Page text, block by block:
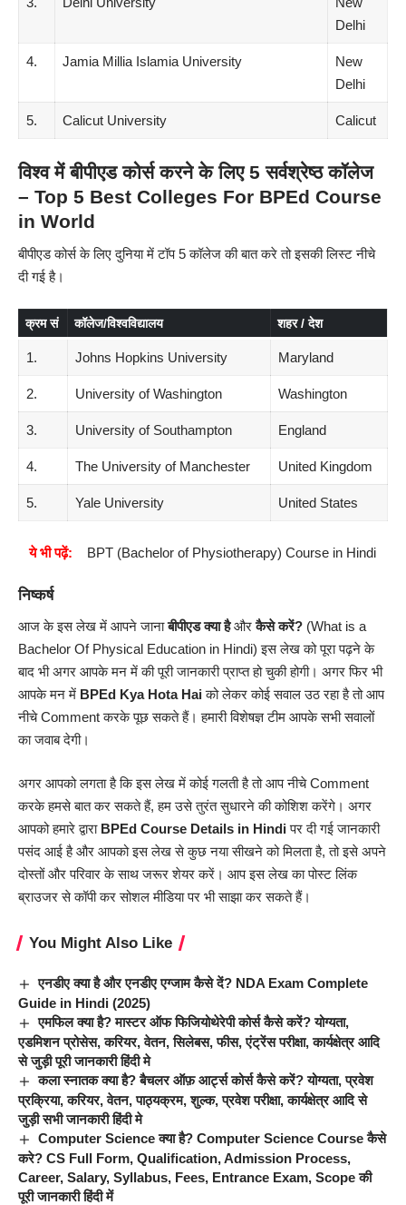
Delhi
4. Jamia Millia Islamia University
New
Delhi
5. Calicut University Calicut
विश्व में बीपीएड कोर्स करने के लिए 5 सर्वश्रेष्ठ कॉलेज
– Top 5 Best Colleges For BPEd Course
in World
बीपीएड कोर्स के लिए दुनिया में टॉप 5 कॉलेज की बात करे तो इसकी लिस्ट नीचे
दी गई है।
क्रम सं कॉलेज/विश्वविद्यालय शहर / देश
1. Johns Hopkins University Maryland
2. University of Washington Washington
3. University of Southampton England
4. The University of Manchester United Kingdom
5. Yale University United States
ये भी पढ़ें: BPT (Bachelor of Physiotherapy) Course in Hindi
निष्कर्ष
आज के इस लेख में आपने जाना बीपीएडक्या हैऔरकैसे करें? (What is a
Bachelor Of Physical Education in Hindi) इस लेख को पूरा पढ़ने के
बाद भी अगर आपके मन में की पूरी जानकारी प्राप्त हो चुकी होगी। अगर फिर भी
आपके मन में BPEd Kya Hota Haiको लेकर कोई सवाल उठ रहा है तो आप
नीचे Comment करके पूछ सकते हैं। हमारी विशेषज्ञ टीम आपके सभी सवालों
का जवाब देगी।
अगर आपको लगता है कि इस लेख में कोई गलती है तो आप नीचे Comment
करके हमसे बात कर सकते हैं, हम उसे तुरंत सुधारने की कोशिश करेंगे। अगर
आपको हमारे द्वारा BPEd Course Details in Hindiपर दी गई जानकारी
पसंद आई है और आपको इस लेख से कुछ नया सीखने को मिलता है, तो इसे अपने
दोस्तों और परिवार के साथ जरूर शेयर करें। आप इस लेख का पोस्ट लिंक
ब्राउजर से कॉपी कर सोशल मीडिया पर भी साझा कर सकते हैं।
You Might Also Like
एनडीए क्या है और एनडीए एग्जाम कैसे दें? NDA Exam Complete
Guide in Hindi (2025)
एमफिल क्या है? मास्टर ऑफ फिजियोथेरेपी कोर्स कैसे करें? योग्यता,
एडमिशन प्रोसेस, करियर, वेतन, सिलेबस, फीस, एंट्रेंस परीक्षा, कार्यक्षेत्र आदि
से जुड़ी पूरी जानकारी हिंदी मे
कला स्नातक क्या है? बैचलर ऑफ़ आर्ट्स कोर्स कैसे करें? योग्यता, प्रवेश
प्रक्रिया, करियर, वेतन, पाठ्यक्रम, शुल्क, प्रवेश परीक्षा, कार्यक्षेत्र आदि से
जुड़ी सभी जानकारी हिंदी मे
Computer Science क्या है? Computer Science Course कैसे
करे? CS Full Form, Qualification, Admission Process,
Career, Salary, Syllabus, Fees, Entrance Exam, Scope की
पूरी जानकारी हिंदी में